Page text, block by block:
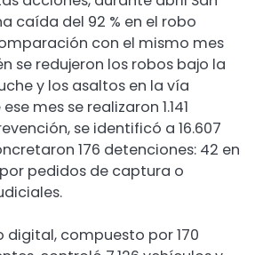
caída del 92 % en el robo
con el mismo mes
se redujeron los robos bajo la
y los asaltos en la vía
mes se realizaron 1.141
se identificó a 16.607
176 detenciones: 42 en
pedidos de captura o
digital, compuesto por 170